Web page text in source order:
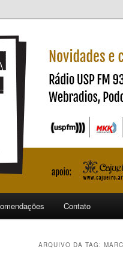
Contato
ARQUIVO DA TAG: